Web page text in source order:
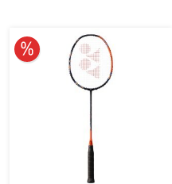
10% reduziert